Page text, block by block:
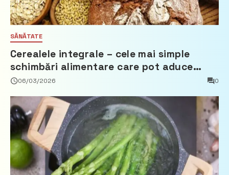
SĂNĂTATE
Cerealele integrale – cele mai simple
schimbări alimentare care pot aduce
beneficii reale
06/03/2026 0